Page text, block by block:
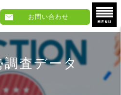
お問い合わせ
調査データ